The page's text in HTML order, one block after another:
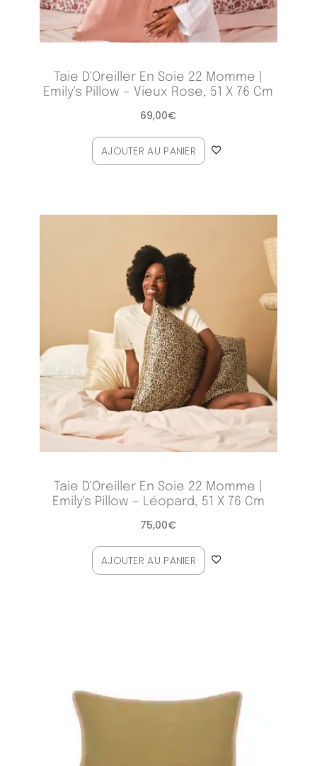
Taie D'Oreiller En Soie 22 Momme |
Emily's Pillow – Vieux Rose, 51 X 76 Cm
69,00€
AJOUTER AU PANIER
Taie D'Oreiller En Soie 22 Momme |
Emily's Pillow – Léopard, 51 X 76 Cm
75,00€
AJOUTER AU PANIER